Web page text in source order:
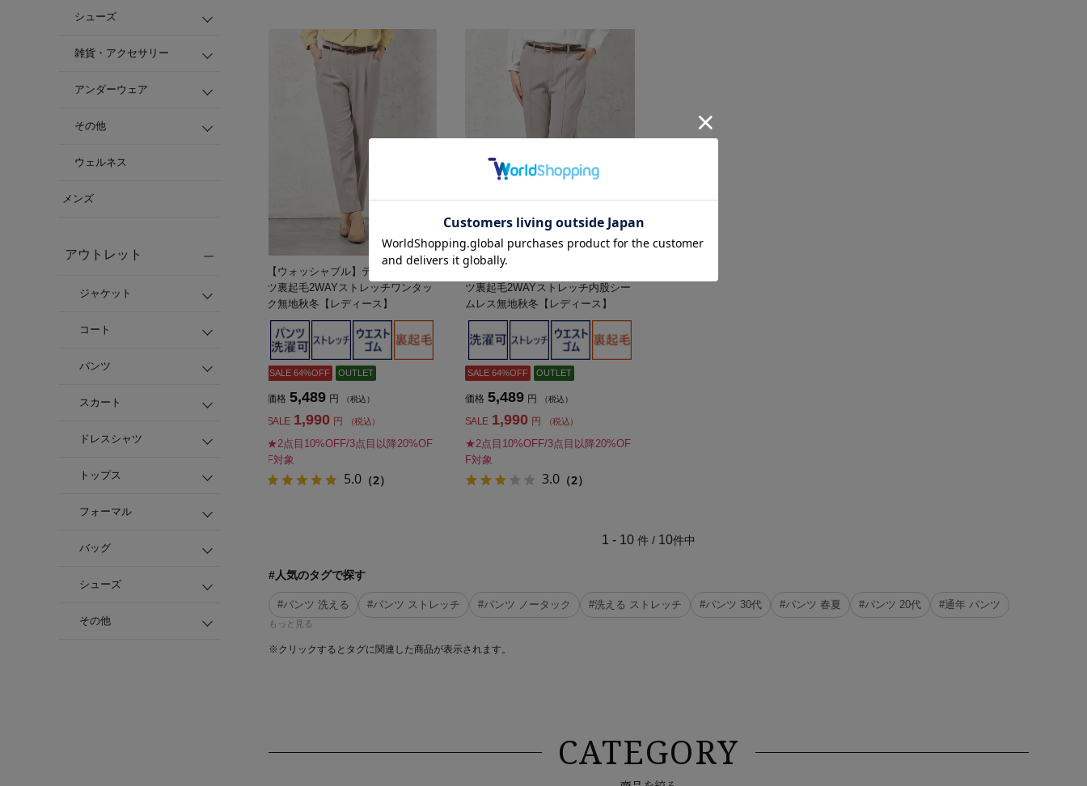
シューズ
雑貨・アクセサリー
アンダーウェア
その他
ウェルネス
メンズ
アウトレット
ジャケット
コート
パンツ
スカート
ドレスシャツ
トップス
フォーマル
バッグ
シューズ
その他
【ウォッシャブル】テーパードパン
ツ裏起毛2WAYストレッチワンタッ
ク無地秋冬【レディース】
SALE 64%OFF OUTLET
価格 5,489 円 （税込）
SALE 1,990 円 （税込）
★2点目10%OFF/3点目以降20%OF
F対象
5.0（2）
【ウォッシャブル】スティックパン
ツ裏起毛2WAYストレッチ内股シー
ムレス無地秋冬【レディース】
SALE 64%OFF OUTLET
価格 5,489 円 （税込）
SALE 1,990 円 （税込）
★2点目10%OFF/3点目以降20%OF
F対象
3.0（2）
1 - 10 件 / 10件中
#人気のタグで探す
#パンツ 洗える #パンツ ストレッチ #パンツ ノータック #洗える ストレッチ #パンツ 30代 #パンツ 春夏 #パンツ 20代 #通年 パンツ
もっと見る
※クリックするとタグに関連した商品が表示されます。
CATEGORY